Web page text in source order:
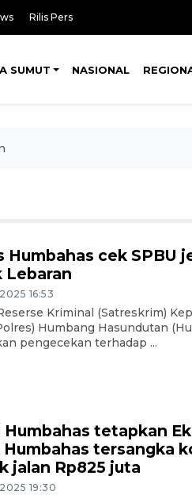
Rilis Pers
SUMUT NASIONAL
Humbahas cek SPBU
Lebaran
16:53
Kriminal (Satreskrim)
Humbang Hasundutan
pengecekan terhadap ...
Humbahas tetapkan
Humbahas tersangka
jalan Rp825 juta
19:30